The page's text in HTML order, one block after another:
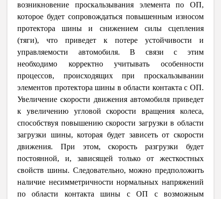
возникновение проскальзывания элемента по ОП,
которое будет сопровождаться повышенным износом
протектора шины и снижением силы сцепления
(тяги), что приведет к потере устойчивости и
управляемости автомобиля. В связи с этим
необходимо корректно учитывать особенности
процессов, происходящих при проскальзывании
элементов протектора шины в области контакта с ОП.
Увеличение скорости движения автомобиля приведет
к увеличению угловой скорости вращения колеса,
способствуя повышению скорости загрузки в области
загрузки шины, которая будет зависеть от скорости
движения. При этом, скорость разгрузки будет
постоянной, и, зависящей только от жесткостных
свойств шины. Следовательно, можно предположить
наличие несимметричности нормальных напряжений
по области контакта шины с ОП с возможным